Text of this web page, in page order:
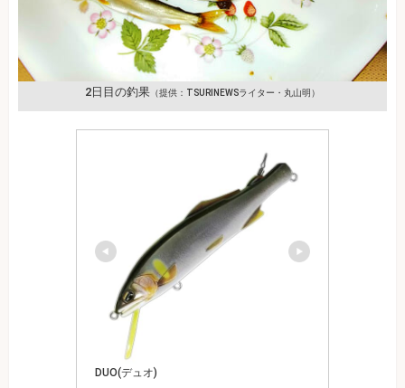
2日目の釣果 （提供：TSURINEWSライター・丸山明）
DUO(デュオ)